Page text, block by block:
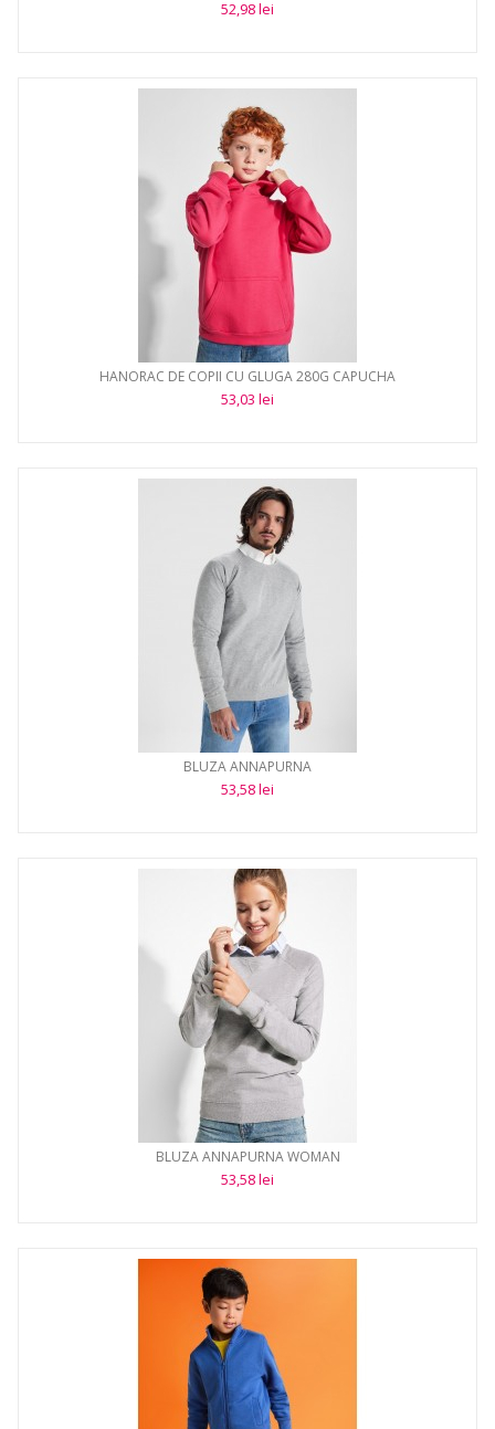
52,98 lei
HANORAC DE COPII CU GLUGA 280G CAPUCHA
53,03 lei
BLUZA ANNAPURNA
53,58 lei
BLUZA ANNAPURNA WOMAN
53,58 lei